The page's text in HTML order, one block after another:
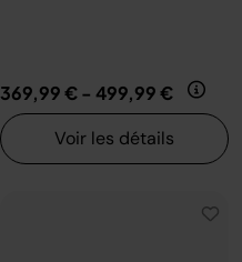
369,99 €- 499,99 €
Voir les détails